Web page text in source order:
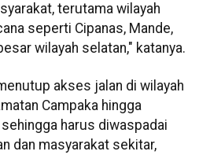
terutama wilayah
seperti Cipanas, Mande,
wilayah selatan," katanya.
akses jalan di wilayah
Campaka hingga
harus diwaspadai
dan masyarakat sekitar,